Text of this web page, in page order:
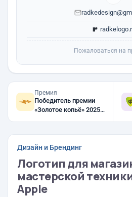
Пожаловаться на
Премия
Победитель премии
«Золотое копьё» 2025,
Дизайн и Брендинг
Логотип для
мастерской
Apple